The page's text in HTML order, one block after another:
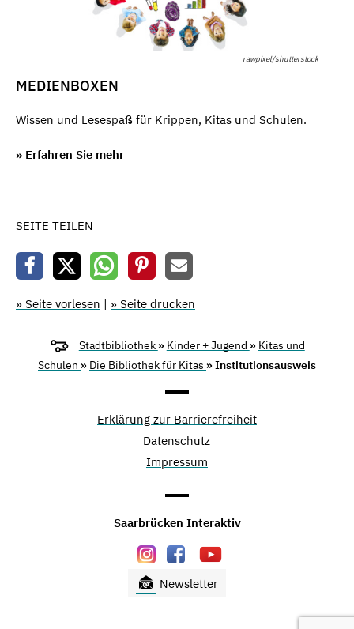
rawpixel/shutterstock
MEDIENBOXEN
Wissen und Lesespaß für Krippen, Kitas und Schulen.
» Erfahren Sie mehr
SEITE TEILEN
» Seite vorlesen | » Seite drucken
Stadtbibliothek » Kinder + Jugend » Kitas und
Schulen » Die Bibliothek für Kitas » Institutionsausweis
Erklärung zur Barrierefreiheit
Datenschutz
Impressum
Saarbrücken Interaktiv
Newsletter